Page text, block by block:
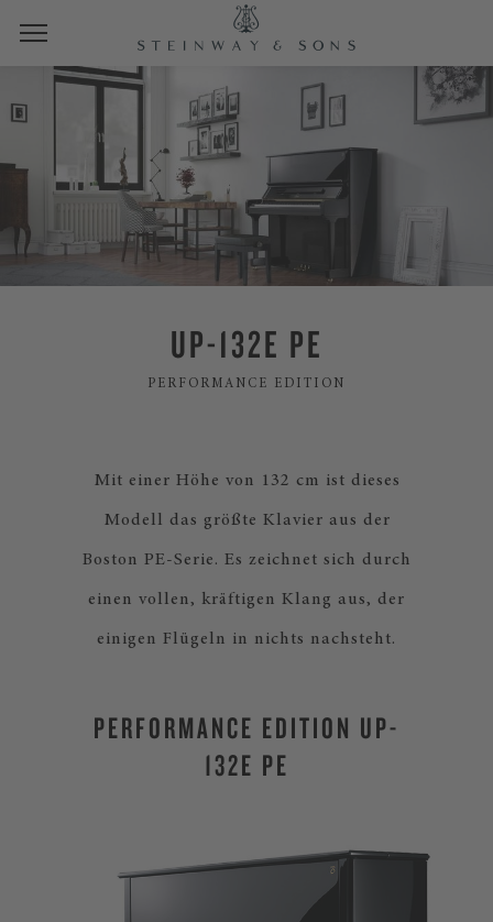
UP-132E PE
PERFORMANCE EDITION
Mit einer Höhe von 132 cm ist dieses
Modell das größte Klavier aus der
Boston PE-Serie. Es zeichnet sich durch
einen vollen, kräftigen Klang aus, der
einigen Flügeln in nichts nachsteht.
PERFORMANCE EDITION UP-
132E PE